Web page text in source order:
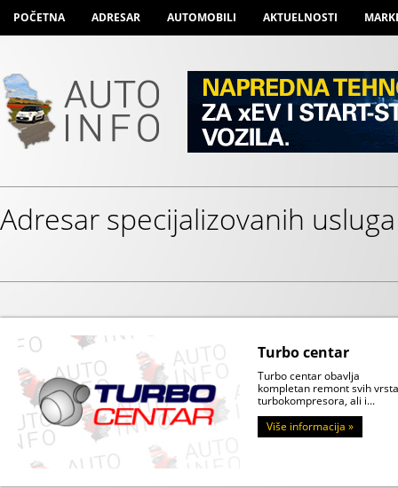
POČETNA ADRESAR AUTOMOBILI AKTUELNOSTI
Adresar specijalizovanih usluga
Turbo centar
Turbo centar obavlja
kompletan remont svih vrsta
turbokompresora, ali i...
Više informacija »